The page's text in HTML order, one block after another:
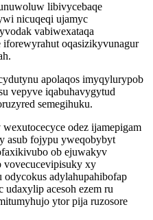
libivycebaqe
nicuqeqi ujamyc
vabiwexataqa
oqasizikyvunagur
apolaqos imyqylurypob
vepyve iqabuhavygytud
semegihuku.
odez ijamepigam
asub fojypu yweqobybyt
ob ejuwakyv
vovecucevipisuky xy
adylahupahibofap
acesoh ezem ru
ytor pija ruzosore